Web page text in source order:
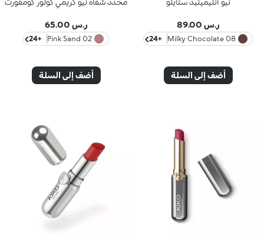
ر.س 89.00
08 Milky Chocolate
+24
أضف إلى السلة
ر.س 65.00
02 Pink Sand
+24
أضف إلى السلة